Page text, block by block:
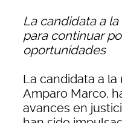
La candidata a
para continuar
oportunidades
La candidata a
Amparo Marco,
avances en